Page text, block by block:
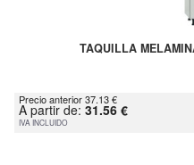
TAQUILLA
Precio anterior 37.13 €
A partir de: 31.56 €
IVA INCLUIDO